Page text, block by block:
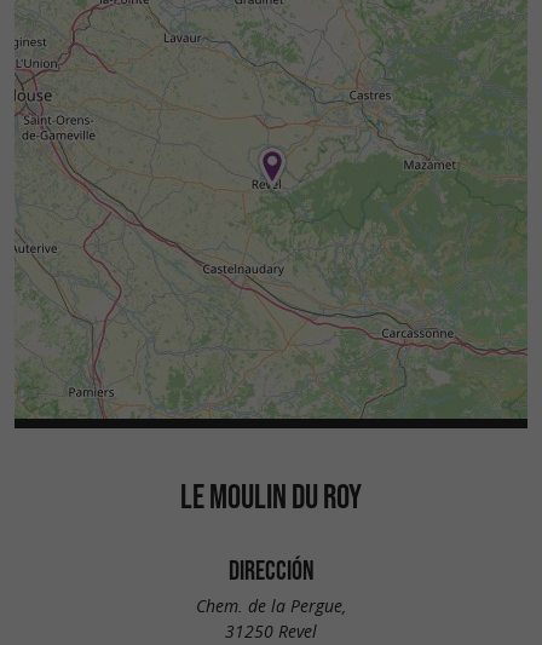
LE MOULIN DU ROY
DIRECCIÓN
Chem. de la Pergue,
31250 Revel